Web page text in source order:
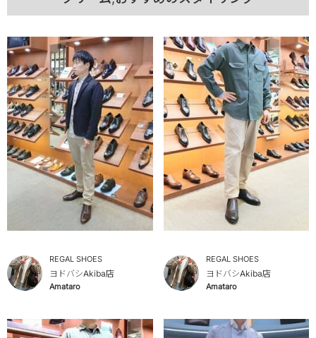
REGAL SHOES
ヨドバシAkiba店
Amataro
REGAL SHOES
ヨドバシAkiba店
Amataro